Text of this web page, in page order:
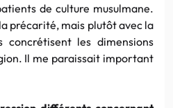
de culture musulmane.
précarité, mais plutôt avec la
concrétisent les dimensions
Il me paraissait important